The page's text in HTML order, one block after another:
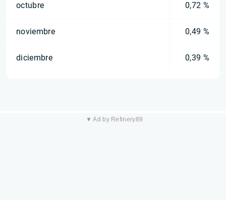
octubre 0,72 %
noviembre 0,49 %
diciembre 0,39 %
▼ Ad by Refinery89